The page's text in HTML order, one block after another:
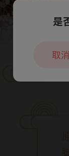
本章
是
取消